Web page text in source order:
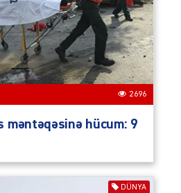
2696
məntəqəsinə hücum: 9
DÜNYA